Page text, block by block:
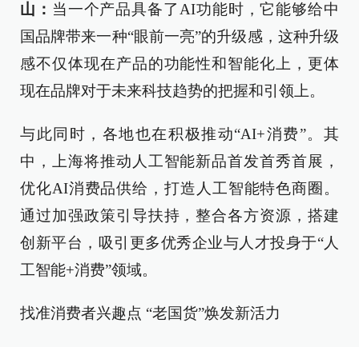
山： 当一个产品具备了AI功能时，它能够给中
国品牌带来一种“眼前一亮”的升级感，这种升级
感不仅体现在产品的功能性和智能化上，更体
现在品牌对于未来科技趋势的把握和引领上。
与此同时，各地也在积极推动“AI+消费”。其
中，上海将推动人工智能新品首发首秀首展，
优化AI消费品供给，打造人工智能特色商圈。
通过加强政策引导扶持，整合各方资源，搭建
创新平台，吸引更多优秀企业与人才投身于“人
工智能+消费”领域。
找准消费者兴趣点 “老国货”焕发新活力